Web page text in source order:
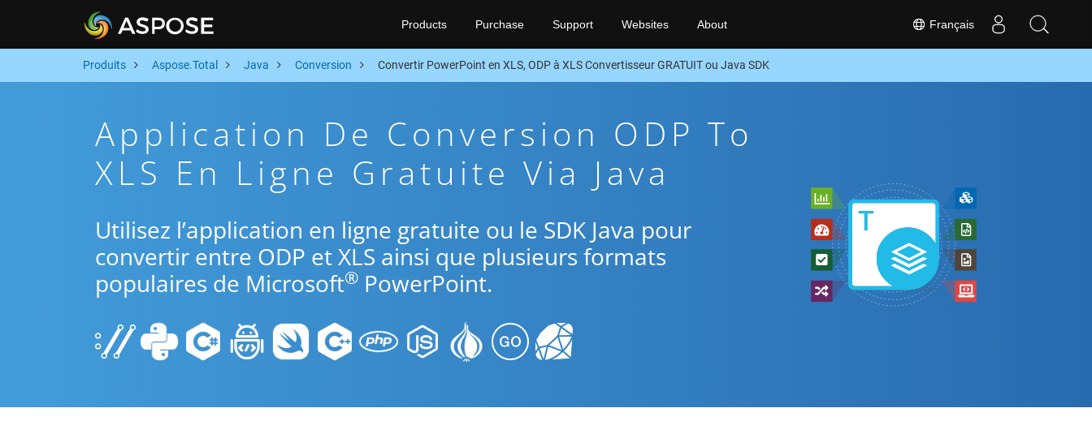
Français
Products Purchase Support Websites About
Produits Aspose.Total Java Conversion Convertir PowerPoint en XLS, ODP à XLS Convertisseur GRATUIT ou Java SDK
Application De Conversion ODP To
XLS En Ligne Gratuite Via Java
Utilisez l’application en ligne gratuite ou le SDK Java pour
convertir entre ODP et XLS ainsi que plusieurs formats
populaires de Microsoft® PowerPoint.